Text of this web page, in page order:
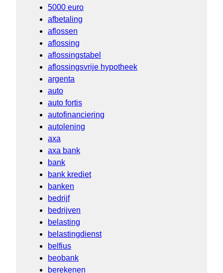
5000 euro
afbetaling
aflossen
aflossing
aflossingstabel
aflossingsvrije hypotheek
argenta
auto
auto fortis
autofinanciering
autolening
axa
axa bank
bank
bank krediet
banken
bedrijf
bedrijven
belasting
belastingdienst
belfius
beobank
berekenen